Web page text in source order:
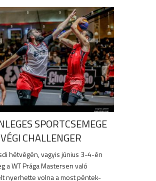
SPORTCSEMEGE
CHALLENGER
hétvégén, vagyis június 3-4-én
a WT Prága Mastersen való
nyerhette volna a most péntek-